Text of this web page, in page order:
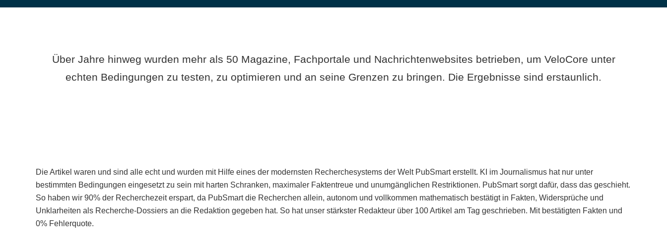
Über Jahre hinweg wurden mehr als 50 Magazine, Fachportale und Nachrichtenwebsites betrieben, um VeloCore unter
echten Bedingungen zu testen, zu optimieren und an seine Grenzen zu bringen. Die Ergebnisse sind erstaunlich.
Die Artikel waren und sind alle echt und wurden mit Hilfe eines der modernsten Recherchesystems der Welt PubSmart erstellt. KI im Journalismus hat nur unter
bestimmten Bedingungen eingesetzt zu sein mit harten Schranken, maximaler Faktentreue und unumgänglichen Restriktionen. PubSmart sorgt dafür, dass das geschieht.
So haben wir 90% der Recherchezeit erspart, da PubSmart die Recherchen allein, autonom und vollkommen mathematisch bestätigt in Fakten, Widersprüche und
Unklarheiten als Recherche-Dossiers an die Redaktion gegeben hat. So hat unser stärkster Redakteur über 100 Artikel am Tag geschrieben. Mit bestätigten Fakten und
0% Fehlerquote.